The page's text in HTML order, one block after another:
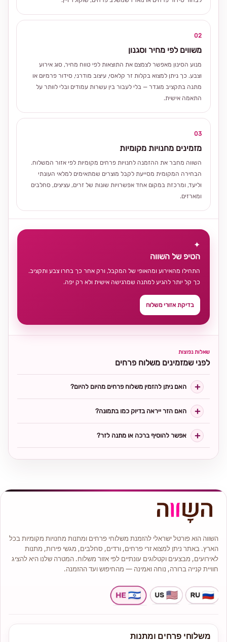
02
משווים לפי מחיר וסגנון
מנוע הסינון מאפשר לצמצם את התוצאות לפי טווח מחיר, סוג אירוע
וצבע. כך ניתן למצוא בקלות זר קלאסי, עיצוב מודרני, סידור פרמיום או
מתנה בתקציב מוגדר — בלי לעבור בין עשרות עמודים ובלי לוותר על
התאמה אישית.
03
מזמינים מחנויות מקומיות
השווה מחבר את ההזמנה לחנויות פרחים מקומיות לפי אזור המשלוח.
הבחירה המקומית מסייעת לקבל מוצרים שמתאימים למלאי העונתי
וליעד, ומרכזת במקום אחד אפשרויות שונות של זרים, עציצים, סחלבים
ומארזים.
✦
הטיפ של השווה
התחילו מהאירוע ומהאופי של המקבל, ורק אחר כך בחרו צבע ותקציב.
כך קל יותר להגיע למתנה שמרגישה אישית ולא רק יפה.
בדיקת אזורי משלוח
שאלות נפוצות
לפני שמזמינים משלוח פרחים
האם ניתן להזמין משלוח פרחים מהיום להיום?
האם הזר ייראה בדיוק כמו בתמונה?
אפשר להוסיף ברכה או מתנה לזר?
השווה הוא פורטל ישראלי להזמנת משלוחי פרחים ומתנות מחנויות מקומיות בכל
הארץ. באתר ניתן למצוא זרי פרחים, ורדים, סחלבים, מגשי פירות, מתנות
לאירועים, מבצעים וקטלוגים עונתיים לפי אזור משלוח. המטרה שלנו היא להציג
חוויית קנייה ברורה, נוחה ואמינה — מהחיפוש ועד ההזמנה.
משלוחי פרחים ומתנות